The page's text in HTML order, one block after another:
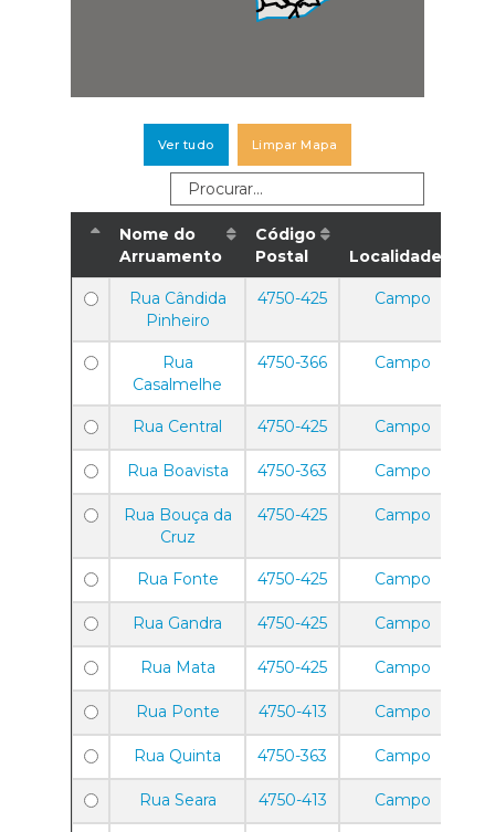
Ver tudo Limpar Mapa
Nome do
Arruamento
Código
Postal
Localidade
Rua Cândida
Pinheiro
4750-425 Campo
Rua
Casalmelhe
4750-366 Campo
Rua Central 4750-425 Campo
Rua Boavista 4750-363 Campo
Rua Bouça da
Cruz
4750-425 Campo
Rua Fonte 4750-425 Campo
Rua Gandra 4750-425 Campo
Rua Mata 4750-425 Campo
Rua Ponte 4750-413 Campo
Rua Quinta 4750-363 Campo
Rua Seara 4750-413 Campo